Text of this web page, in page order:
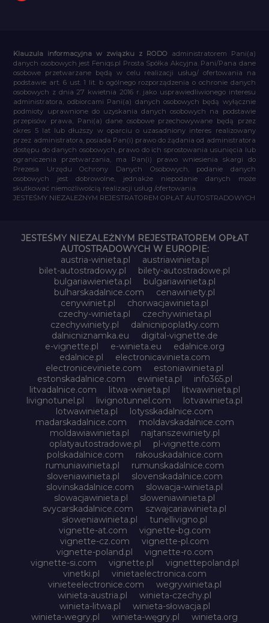
Klauzula informacyjna w związku z RODO administratorem Pani(a)
danych osobowych jest Feniqs.pl Prosta Spółka Akcyjna. Pani/Pana dane
osobowe przetwarzane będą w celu realizacji usług/ ofertowania na
podstawie art. 6 ust. 1 lit. b ogólnego rozporządzenia o ochronie danych
osobowych z dnia 27 kwietnia 2016 r. jako usprawiedliwionego interesu
administratora, odbiorcami Pani(a) danych osobowych będą wyłącznie
podmioty uprawnione do uzyskania danych osobowych na podstawie
przepisów prawa, Pani(a) dane osobowe przechowywane będą przez
okres 5 lat lub dłuższy w oparciu o uzasadniony interes realizowany
przez administratora, posiada Pan(i) prawo do żądania od administratora
dostępu do danych osobowych, prawo do ich sprostowania usunięcia lub
ograniczenia przetwarzania, ma Pan(i) prawo wniesienia skargi do
Prezesa Urzędu Ochrony Danych Osobowych, podanie danych
osobowych jest dobrowolne, jednakże niepodanie danych może
skutkować niemożliwością realizacji usług /ofertowania.
JESTEŚMY NIEZALEŻNYM REJESTRATOREM OPŁAT AUTOSTRADOWYCH
JESTEŚMY NIEZALEŻNYM REJESTRATOREM OPŁAT
AUTOSTRADOWYCH W EUROPIE:
austria-winieta.pl
austriawinieta.pl
bilet-autostradowy.pl
bilety-autostradowe.pl
bulgariawienieta.pl
bulgariawinieta.pl
bulharskadalnice.com
cenawiniety.pl
cenywiniet.pl
chorwacjawinieta.pl
czechy-winieta.pl
czechywinieta.pl
czechywiniety.pl
dalnicnipoplatky.com
dalnicniznamka.eu
digital-vignette.de
e-vignette.pl
e-winieta.eu
edalnice.org
edalnice.pl
electronicavinieta.com
electroniceviniete.com
estoniawinieta.pl
estonskadalnice.com
ewinieta.pl
info365.pl
litvadalnice.com
litwa-winieta.pl
litwawinieta.pl
livignotunel.pl
livignotunnel.com
lotvawinieta.pl
lotwawinieta.pl
lotysskadalnice.com
madarskadalnice.com
moldavskadalnice.com
moldawiawinieta.pl
najtanszewiniety.pl
oplatyautostradowe.pl
pl-vignette.com
polskadalnice.com
rakouskadalnice.com
rumuniawinieta.pl
rumunskadalnice.com
sloveniawinieta.pl
slovenskadalnice.com
slovinskadalnice.com
slowacja-winieta.pl
slowacjawinieta.pl
sloweniawinieta.pl
svycarskadalnice.com
szwajcariawinieta.pl
słoweniawinieta.pl
tunellivigno.pl
vignette-at.com
vignette-bg.com
vignette-cz.com
vignette-pl.com
vignette-poland.pl
vignette-ro.com
vignette-si.com
vignette.pl
vignettepoland.pl
vinetki.pl
vinietaelectronica.com
vinieteelectronice.com
wegrywinieta.pl
winieta-austria.pl
winieta-czechy.pl
winieta-litwa.pl
winieta-słowacja.pl
winieta-wegry.pl
winieta-węgry.pl
winieta.org